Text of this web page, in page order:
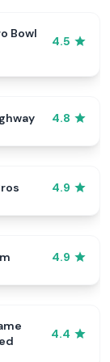
Bowl
4.5
4.8
4.9
4.9
4.4